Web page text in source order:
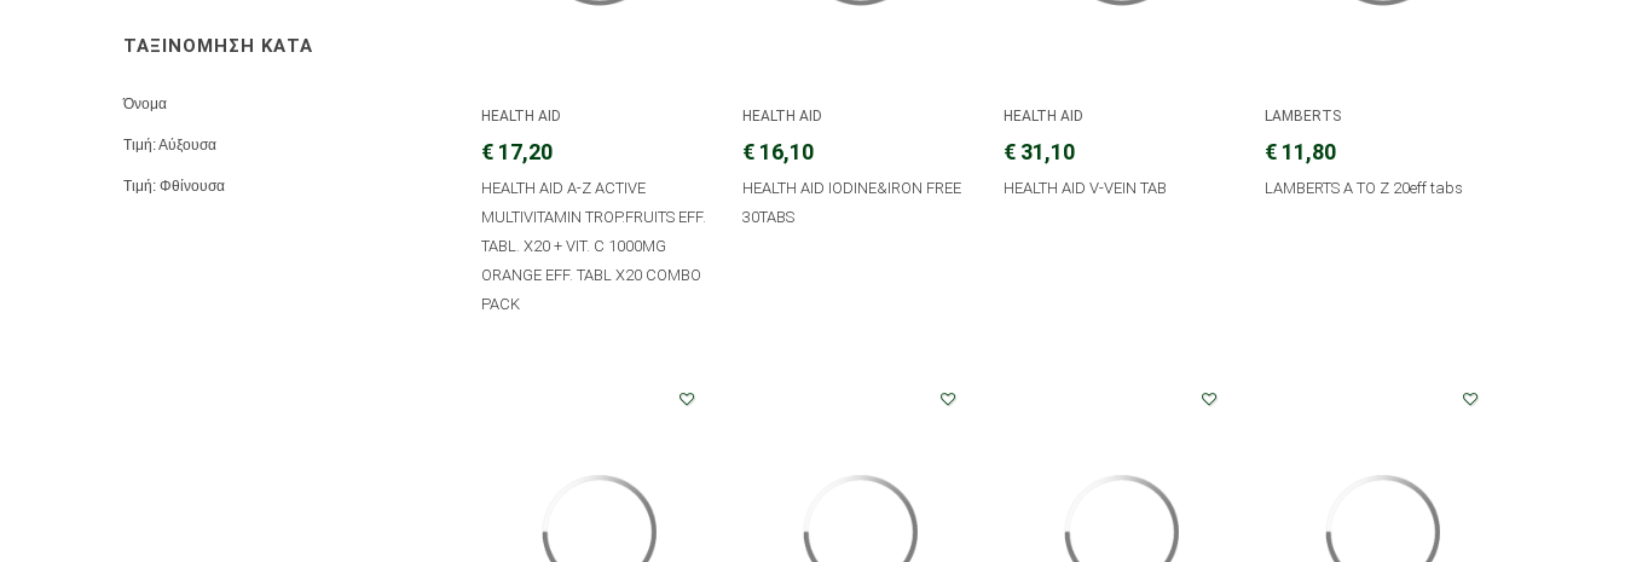
ΤΑΞΙΝΟΜΗΣΗ ΚΑΤΑ
Όνομα
Τιμή: Αύξουσα
Τιμή: Φθίνουσα
HEALTH AID
€ 17,20
HEALTH AID A-Z ACTIVE
MULTIVITAMIN TROP.FRUITS EFF.
TABL. X20 + VIT. C 1000MG
ORANGE EFF. TABL X20 COMBO
PACK
HEALTH AID
€ 16,10
HEALTH AID IODINE&IRON FREE
30TABS
HEALTH AID
€ 31,10
HEALTH AID V-VEIN TAB
LAMBERTS
€ 11,80
LAMBERTS A TO Z 20eff tabs